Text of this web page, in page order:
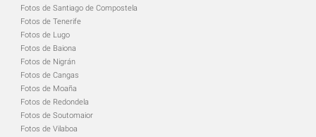
Fotos de Santiago de Compostela
Fotos de Tenerife
Fotos de Lugo
Fotos de Baiona
Fotos de Nigrán
Fotos de Cangas
Fotos de Moaña
Fotos de Redondela
Fotos de Soutomaior
Fotos de Vilaboa